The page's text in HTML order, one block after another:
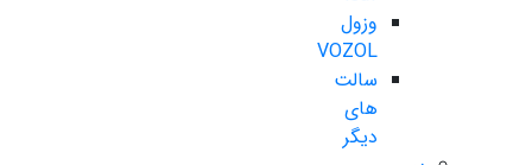
وزول
VOZOL
سالت
های
دیگر